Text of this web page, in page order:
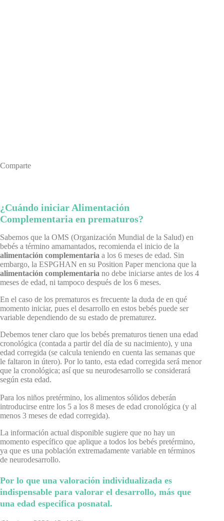
Comparte
¿Cuándo iniciar Alimentación
Complementaria en prematuros?
Sabemos que la OMS (Organización Mundial de la Salud) en
bebés a término amamantados, recomienda el inicio de la
alimentación complementaria a los 6 meses de edad. Sin
embargo, la ESPGHAN en su Position Paper menciona que la
alimentación complementaria no debe iniciarse antes de los 4
meses de edad, ni tampoco después de los 6 meses.
En el caso de los prematuros es frecuente la duda de en qué
momento iniciar, pues el desarrollo en estos bebés puede ser
variable dependiendo de su estado de prematurez.
Debemos tener claro que los bebés prematuros tienen una edad
cronológica (contada a partir del día de su nacimiento), y una
edad corregida (se calcula teniendo en cuenta las semanas que
le faltaron in útero). Por lo tanto, esta edad corregida será menor
que la cronológica; así que su neurodesarrollo se considerará
según esta edad.
Para los niños pretérmino, los alimentos sólidos deberán
introducirse entre los 5 a los 8 meses de edad cronológica (y al
menos 3 meses de edad corregida).
La información actual disponible sugiere que no hay un
momento específico que aplique a todos los bebés pretérmino,
ya que es una población extremadamente variable en términos
de neurodesarrollo.
Por lo que una valoración individualizada es
indispensable para valorar el desarrollo, más que
una edad especifica posnatal.